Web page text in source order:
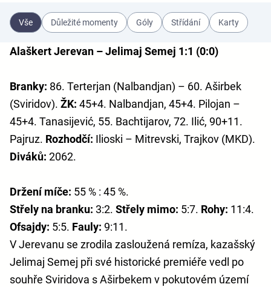
Vše Důležité momenty Góly Střídání Karty
Alaškert Jerevan – Jelimaj Semej 1:1 (0:0)
Branky: 86. Terterjan (Nalbandjan) – 60. Aširbek
(Sviridov). ŽK: 45+4. Nalbandjan, 45+4. Pilojan –
45+4. Tanasijević, 55. Bachtijarov, 72. Ilić, 90+11.
Pajruz. Rozhodčí: Ilioski – Mitrevski, Trajkov (MKD).
Diváků: 2062.
Držení míče: 55 % : 45 %.
Střely na branku: 3:2. Střely mimo: 5:7. Rohy: 11:4.
Ofsajdy: 5:5. Fauly: 9:11.
V Jerevanu se zrodila zasloužená remíza, kazašský
Jelimaj Semej při své historické premiéře vedl po
souhře Sviridova s Aširbekem v pokutovém území